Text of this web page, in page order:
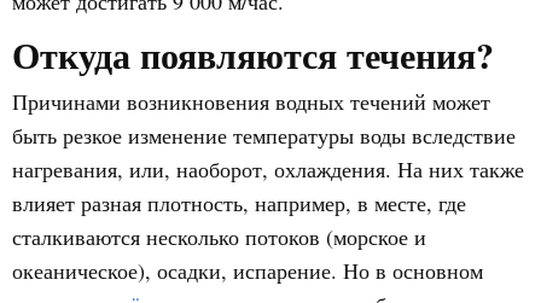
Откуда появляются течения?
Причинами возникновения водных течений может
быть резкое изменение температуры воды вследствие
нагревания, или, наоборот, охлаждения. На них также
влияет разная плотность, например, в месте, где
сталкиваются несколько потоков (морское и
океаническое), осадки, испарение. Но в основном